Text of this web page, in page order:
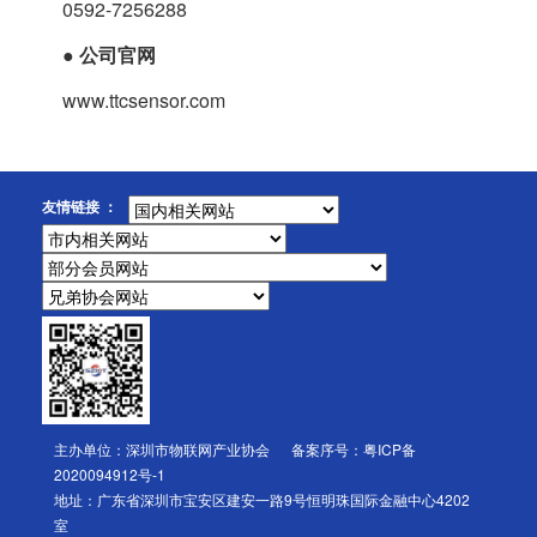
0592-7256288
● 公司官网
www.ttcsensor.com
友情链接 ：
主办单位：深圳市物联网产业协会 备案序号： 粤ICP备
2020094912号-1
地址：广东省深圳市宝安区建安一路9号恒明珠国际金融中心4202
室